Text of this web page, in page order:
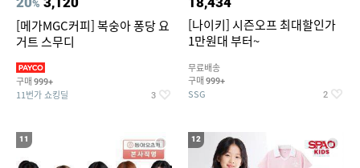
%
[메가MGC커피] 복숭아 퐁당 요
거트 스무디
구매 999+
11번가 쇼킹딜 3
[나이키] 시즌오프 최대할인가
1만원대 부터~
무료배송
구매 999+
SSG 2
11 12